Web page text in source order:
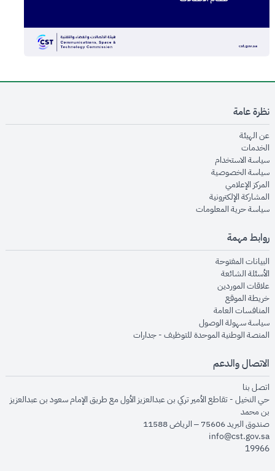
نظرة عامة
عن الهيئةopens in new window
الخدماتopens in new window
سياسة الاستخدام
سياسة الخصوصيةopens in new window
المركز الإعلاميopens in new window
المشاركة الإلكترونيةopens in new window
سياسة حرية المعلوماتopens in new window
روابط مهمة
البيانات المفتوحةopens in new window
الأسئلة الشائعةopens in new window
علاقات الموردينopens in new window
خريطة الموقعopens in new window
المنافسات العامةopens in new window
سياسة سهولة الوصولopens in new window
المنصة الوطنية الموحدة للتوظيف - جداراتopens in new window
الاتصال والدعم
اتصل بنا
حي النخيل - تقاطع الأمير تركي بن عبدالعزيز الأول مع طريق الإمام سعود بن عبدالعزيز
بن محمد
صندوق البريد 75606 – الرياض 11588
info@cst.gov.sa
19966